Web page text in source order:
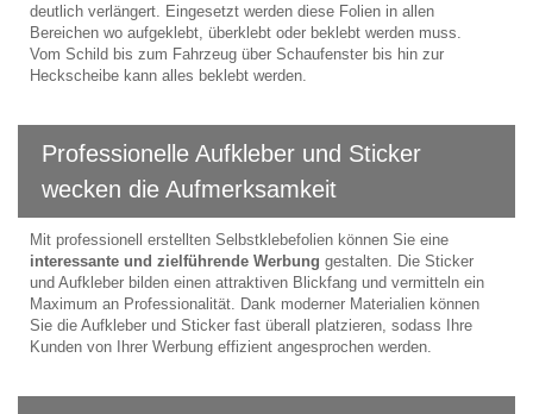
deutlich verlängert. Eingesetzt werden diese Folien in allen
Bereichen wo aufgeklebt, überklebt oder beklebt werden muss.
Vom Schild bis zum Fahrzeug über Schaufenster bis hin zur
Heckscheibe kann alles beklebt werden.
Professionelle Aufkleber und Sticker
wecken die Aufmerksamkeit
Mit professionell erstellten Selbstklebefolien können Sie eine
interessante und zielführende Werbung gestalten. Die Sticker
und Aufkleber bilden einen attraktiven Blickfang und vermitteln ein
Maximum an Professionalität. Dank moderner Materialien können
Sie die Aufkleber und Sticker fast überall platzieren, sodass Ihre
Kunden von Ihrer Werbung effizient angesprochen werden.